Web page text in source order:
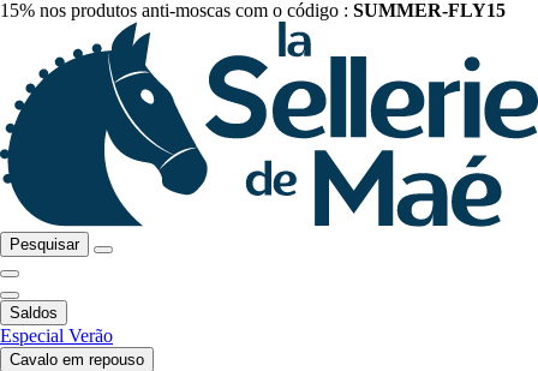
15% nos produtos anti-moscas com o código : SUMMER-FLY15
Pesquisar
Saldos
Especial Verão
Cavalo em repouso